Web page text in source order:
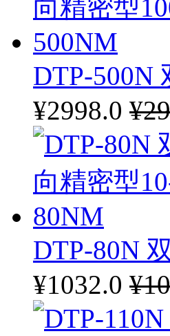
DTP-500N
¥2998.0
DTP-80N
¥1032.0